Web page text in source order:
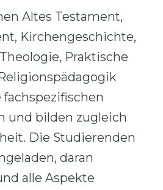
Altes Testament,
Kirchengeschichte,
Praktische
und bilden zugleich
Die Studierenden
daran
alle Aspekte